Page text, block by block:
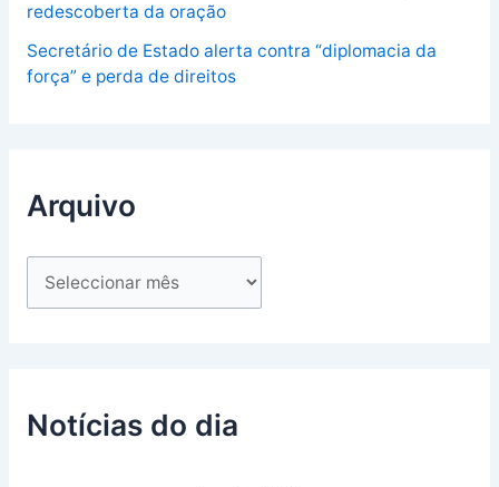
redescoberta da oração
Secretário de Estado alerta contra “diplomacia da
força” e perda de direitos
Arquivo
Notícias do dia